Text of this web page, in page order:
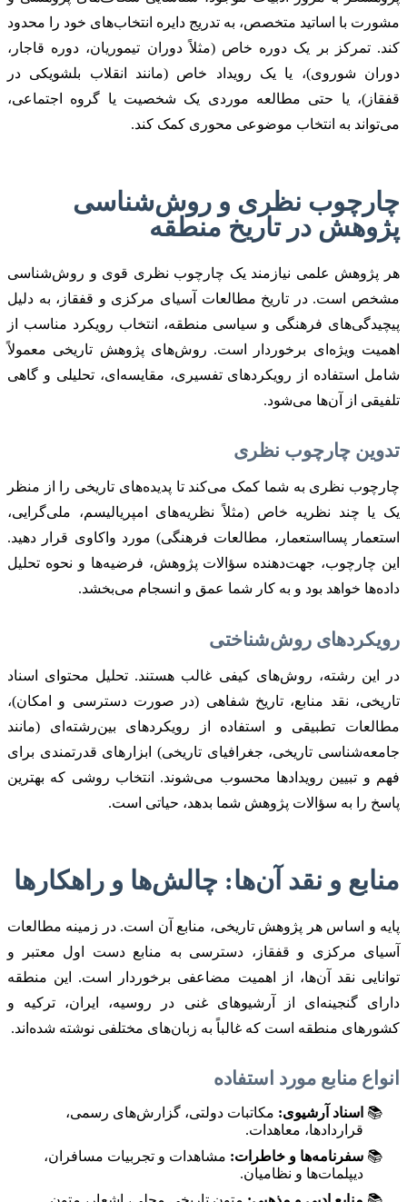
مشورت با اساتید متخصص، به تدریج دایره انتخاب‌های خود را محدود
کند. تمرکز بر یک دوره خاص (مثلاً دوران تیموریان، دوره قاجار،
دوران شوروی)، یا یک رویداد خاص (مانند انقلاب بلشویکی در
قفقاز)، یا حتی مطالعه موردی یک شخصیت یا گروه اجتماعی،
می‌تواند به انتخاب موضوعی محوری کمک کند.
چارچوب نظری و روش‌شناسی
پژوهش در تاریخ منطقه
هر پژوهش علمی نیازمند یک چارچوب نظری قوی و روش‌شناسی
مشخص است. در تاریخ مطالعات آسیای مرکزی و قفقاز، به دلیل
پیچیدگی‌های فرهنگی و سیاسی منطقه، انتخاب رویکرد مناسب از
اهمیت ویژه‌ای برخوردار است. روش‌های پژوهش تاریخی معمولاً
شامل استفاده از رویکردهای تفسیری، مقایسه‌ای، تحلیلی و گاهی
تلفیقی از آن‌ها می‌شود.
تدوین چارچوب نظری
چارچوب نظری به شما کمک می‌کند تا پدیده‌های تاریخی را از منظر
یک یا چند نظریه خاص (مثلاً نظریه‌های امپریالیسم، ملی‌گرایی،
استعمار پسااستعمار، مطالعات فرهنگی) مورد واکاوی قرار دهید.
این چارچوب، جهت‌دهنده سؤالات پژوهش، فرضیه‌ها و نحوه تحلیل
داده‌ها خواهد بود و به کار شما عمق و انسجام می‌بخشد.
رویکردهای روش‌شناختی
در این رشته، روش‌های کیفی غالب هستند. تحلیل محتوای اسناد
تاریخی، نقد منابع، تاریخ شفاهی (در صورت دسترسی و امکان)،
مطالعات تطبیقی و استفاده از رویکردهای بین‌رشته‌ای (مانند
جامعه‌شناسی تاریخی، جغرافیای تاریخی) ابزارهای قدرتمندی برای
فهم و تبیین رویدادها محسوب می‌شوند. انتخاب روشی که بهترین
پاسخ را به سؤالات پژوهش شما بدهد، حیاتی است.
منابع و نقد آن‌ها: چالش‌ها و راهکارها
پایه و اساس هر پژوهش تاریخی، منابع آن است. در زمینه مطالعات
آسیای مرکزی و قفقاز، دسترسی به منابع دست اول معتبر و
توانایی نقد آن‌ها، از اهمیت مضاعفی برخوردار است. این منطقه
دارای گنجینه‌ای از آرشیوهای غنی در روسیه، ایران، ترکیه و
کشورهای منطقه است که غالباً به زبان‌های مختلفی نوشته شده‌اند.
انواع منابع مورد استفاده
اسناد آرشیوی: مکاتبات دولتی، گزارش‌های رسمی،
قراردادها، معاهدات.
سفرنامه‌ها و خاطرات: مشاهدات و تجربیات مسافران،
دیپلمات‌ها و نظامیان.